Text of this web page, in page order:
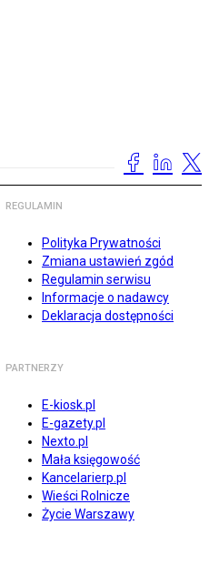
REGULAMIN
Polityka Prywatności
Zmiana ustawień zgód
Regulamin serwisu
Informacje o nadawcy
Deklaracja dostępności
PARTNERZY
E-kiosk.pl
E-gazety.pl
Nexto.pl
Mała księgowość
Kancelarierp.pl
Wieści Rolnicze
Życie Warszawy